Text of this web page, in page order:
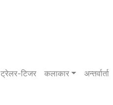
ट्रेलर-टिजर कलाकार अन्तर्वार्ता